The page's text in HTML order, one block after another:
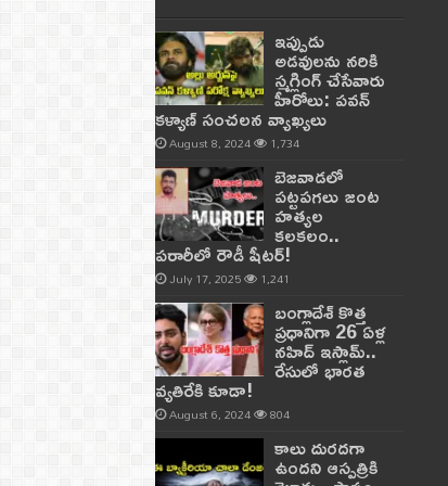
ఇప్పుడు
అడవులను నరికి
స్మగ్లింగ్ చేసేవారు
హీరోలు: పవన్
కళ్యాణ్ సంచలన వ్యాఖ్యలు
August 8, 2024 1,734
బెజవాడలో
పట్టపగలు జంట
హత్యల
కలకలం..
పరారీలో రౌడీ షీటర్‌!
July 17, 2025 1,241
బంగ్లాదేశ్ కొత్త
ప్రధానిగా 26 ఏళ్ల
నహిద్ ఇస్లామ్..
రేసులో భారత
వ్యతిరేకి కూడా!
August 6, 2024 804
కాలు దురదగా
ఉందని ఆస్పత్రికి